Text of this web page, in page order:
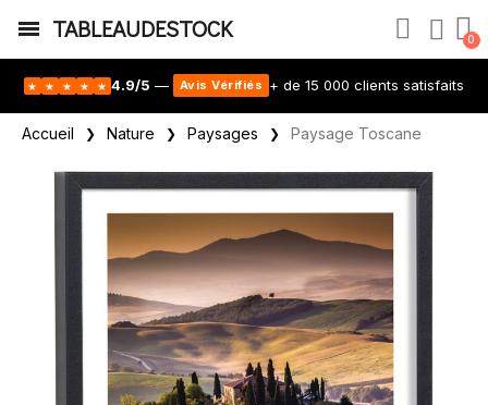
TABLEAUDESTOCK
★ ★ ★ ★ ★ 4.9/5 — Avis Vérifiés + de 15 000 clients satisfaits
Accueil Nature Paysages Paysage Toscane